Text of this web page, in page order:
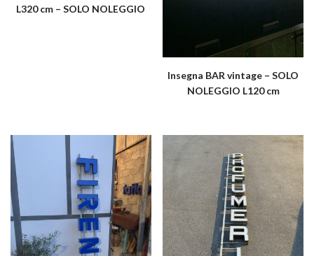
L320 cm – SOLO NOLEGGIO
Insegna BAR vintage – SOLO
NOLEGGIO L120 cm